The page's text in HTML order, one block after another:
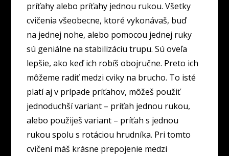
príťahy alebo príťahy jednou rukou. Všetky
cvičenia všeobecne, ktoré vykonávaš, buď
na jednej nohe, alebo pomocou jednej ruky
sú geniálne na stabilizáciu trupu. Sú oveľa
lepšie, ako keď ich robíš obojručne. Preto ich
môžeme radiť medzi cviky na brucho. To isté
platí aj v prípade príťahov, môžeš použiť
jednoduchší variant – príťah jednou rukou,
alebo použiješ variant – príťah s jednou
rukou spolu s rotáciou hrudníka. Pri tomto
cvičení máš krásne prepojenie medzi